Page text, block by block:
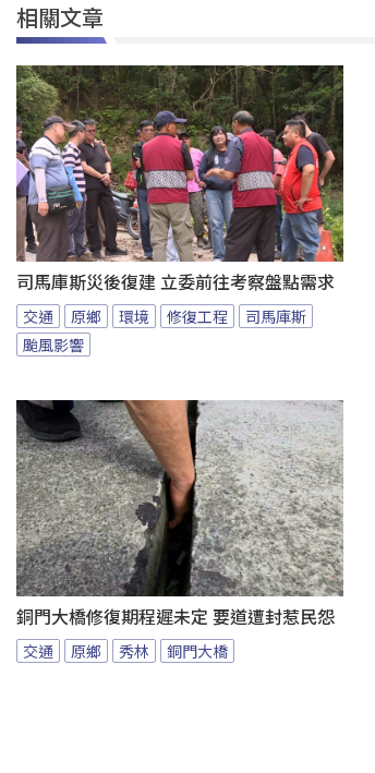
相關文章
司馬庫斯災後復建 立委前往考察盤點需求
交通 原鄉 環境 修復工程
司馬庫斯
颱風影響
銅門大橋修復期程遲未定 要道遭封惹民怨
交通 原鄉 秀林 銅門大橋